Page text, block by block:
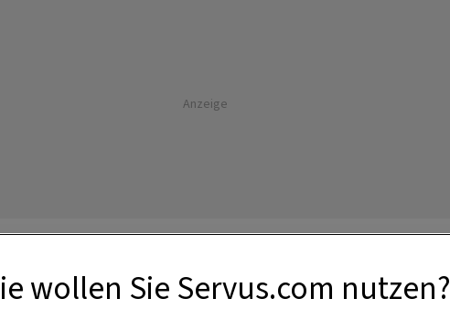
Anzeige
wollen Sie Servus.com nutzen?